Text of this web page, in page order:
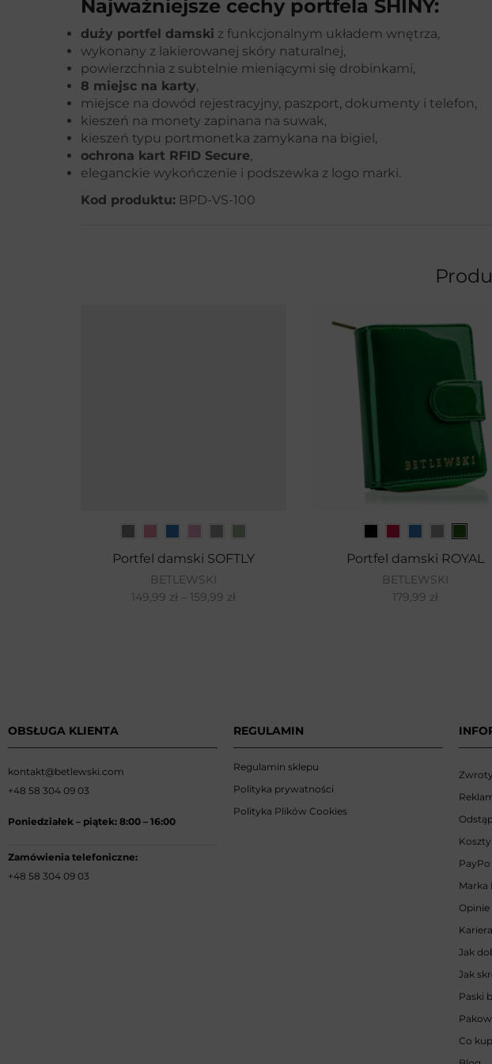
Najważniejsze cechy portfela SHINY:
duży portfel damski z funkcjonalnym układem wnętrza,
wykonany z lakierowanej skóry naturalnej,
powierzchnia z subtelnie mieniącymi się drobinkami,
8 miejsc na karty,
miejsce na dowód rejestracyjny, paszport, dokumenty i telefon,
kieszeń na monety zapinana na suwak,
kieszeń typu portmonetka zamykana na bigiel,
ochrona kart RFID Secure,
eleganckie wykończenie i podszewka z logo marki.
Kod produktu: BPD-VS-100
Portfel damski SOFTLY
BETLEWSKI
149,99 zł 159,99 zł
Portfel damski ROYAL
BETLEWSKI
179,99 zł
OBSŁUGA KLIENTA
kontakt@betlewski.com
+48 58 304 09 03
Poniedziałek – piątek: 8:00 – 16:00
Zamówienia telefoniczne:
+48 58 304 09 03
REGULAMIN
Regulamin sklepu
Polityka prywatności
Polityka Plików Cookies
Zwroty
PayPo
Marka
Opinie
Kariera
Jak
Jak
Paski
Co